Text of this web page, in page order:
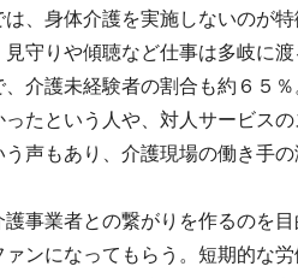
、身体介護を実施しないのが
守りや傾聴など仕事は多岐に
介護未経験者の割合も約６５
ったという人や、対人サービス
声もあり、介護現場の働き手
事業者との繋がりを作るのを
ンになってもらう。短期的な